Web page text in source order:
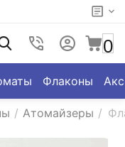
0
Флаконы
/ Атомайзеры /